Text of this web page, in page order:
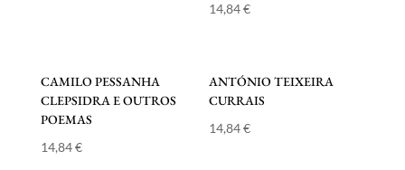
14,84€
CAMILO PESSANHA
CLEPSIDRA E OUTROS
POEMAS
14,84€
ANTÓNIO TEIXEIRA
CURRAIS
14,84€